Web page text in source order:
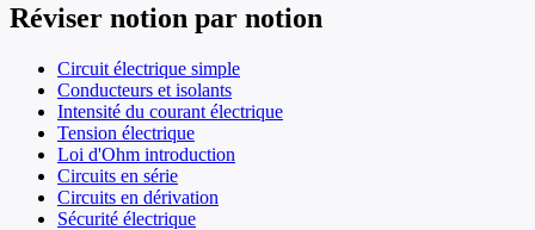
Réviser notion par notion
Circuit électrique simple
Conducteurs et isolants
Intensité du courant électrique
Tension électrique
Loi d'Ohm introduction
Circuits en série
Circuits en dérivation
Sécurité électrique